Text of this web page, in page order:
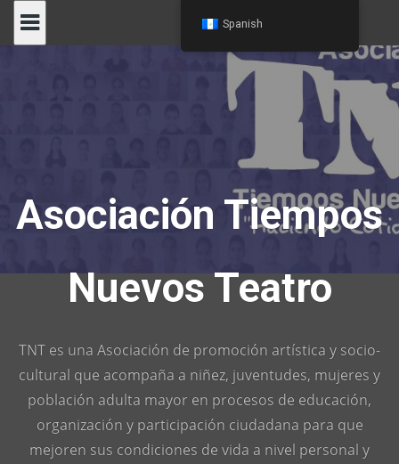
Asociación Tiempos
Nuevos Teatro
TNT es una Asociación de promoción artística y socio-
cultural que acompaña a niñez, juventudes, mujeres y
población adulta mayor en procesos de educación,
organización y participación ciudadana para que
mejoren sus condiciones de vida a nivel personal y
Spanish